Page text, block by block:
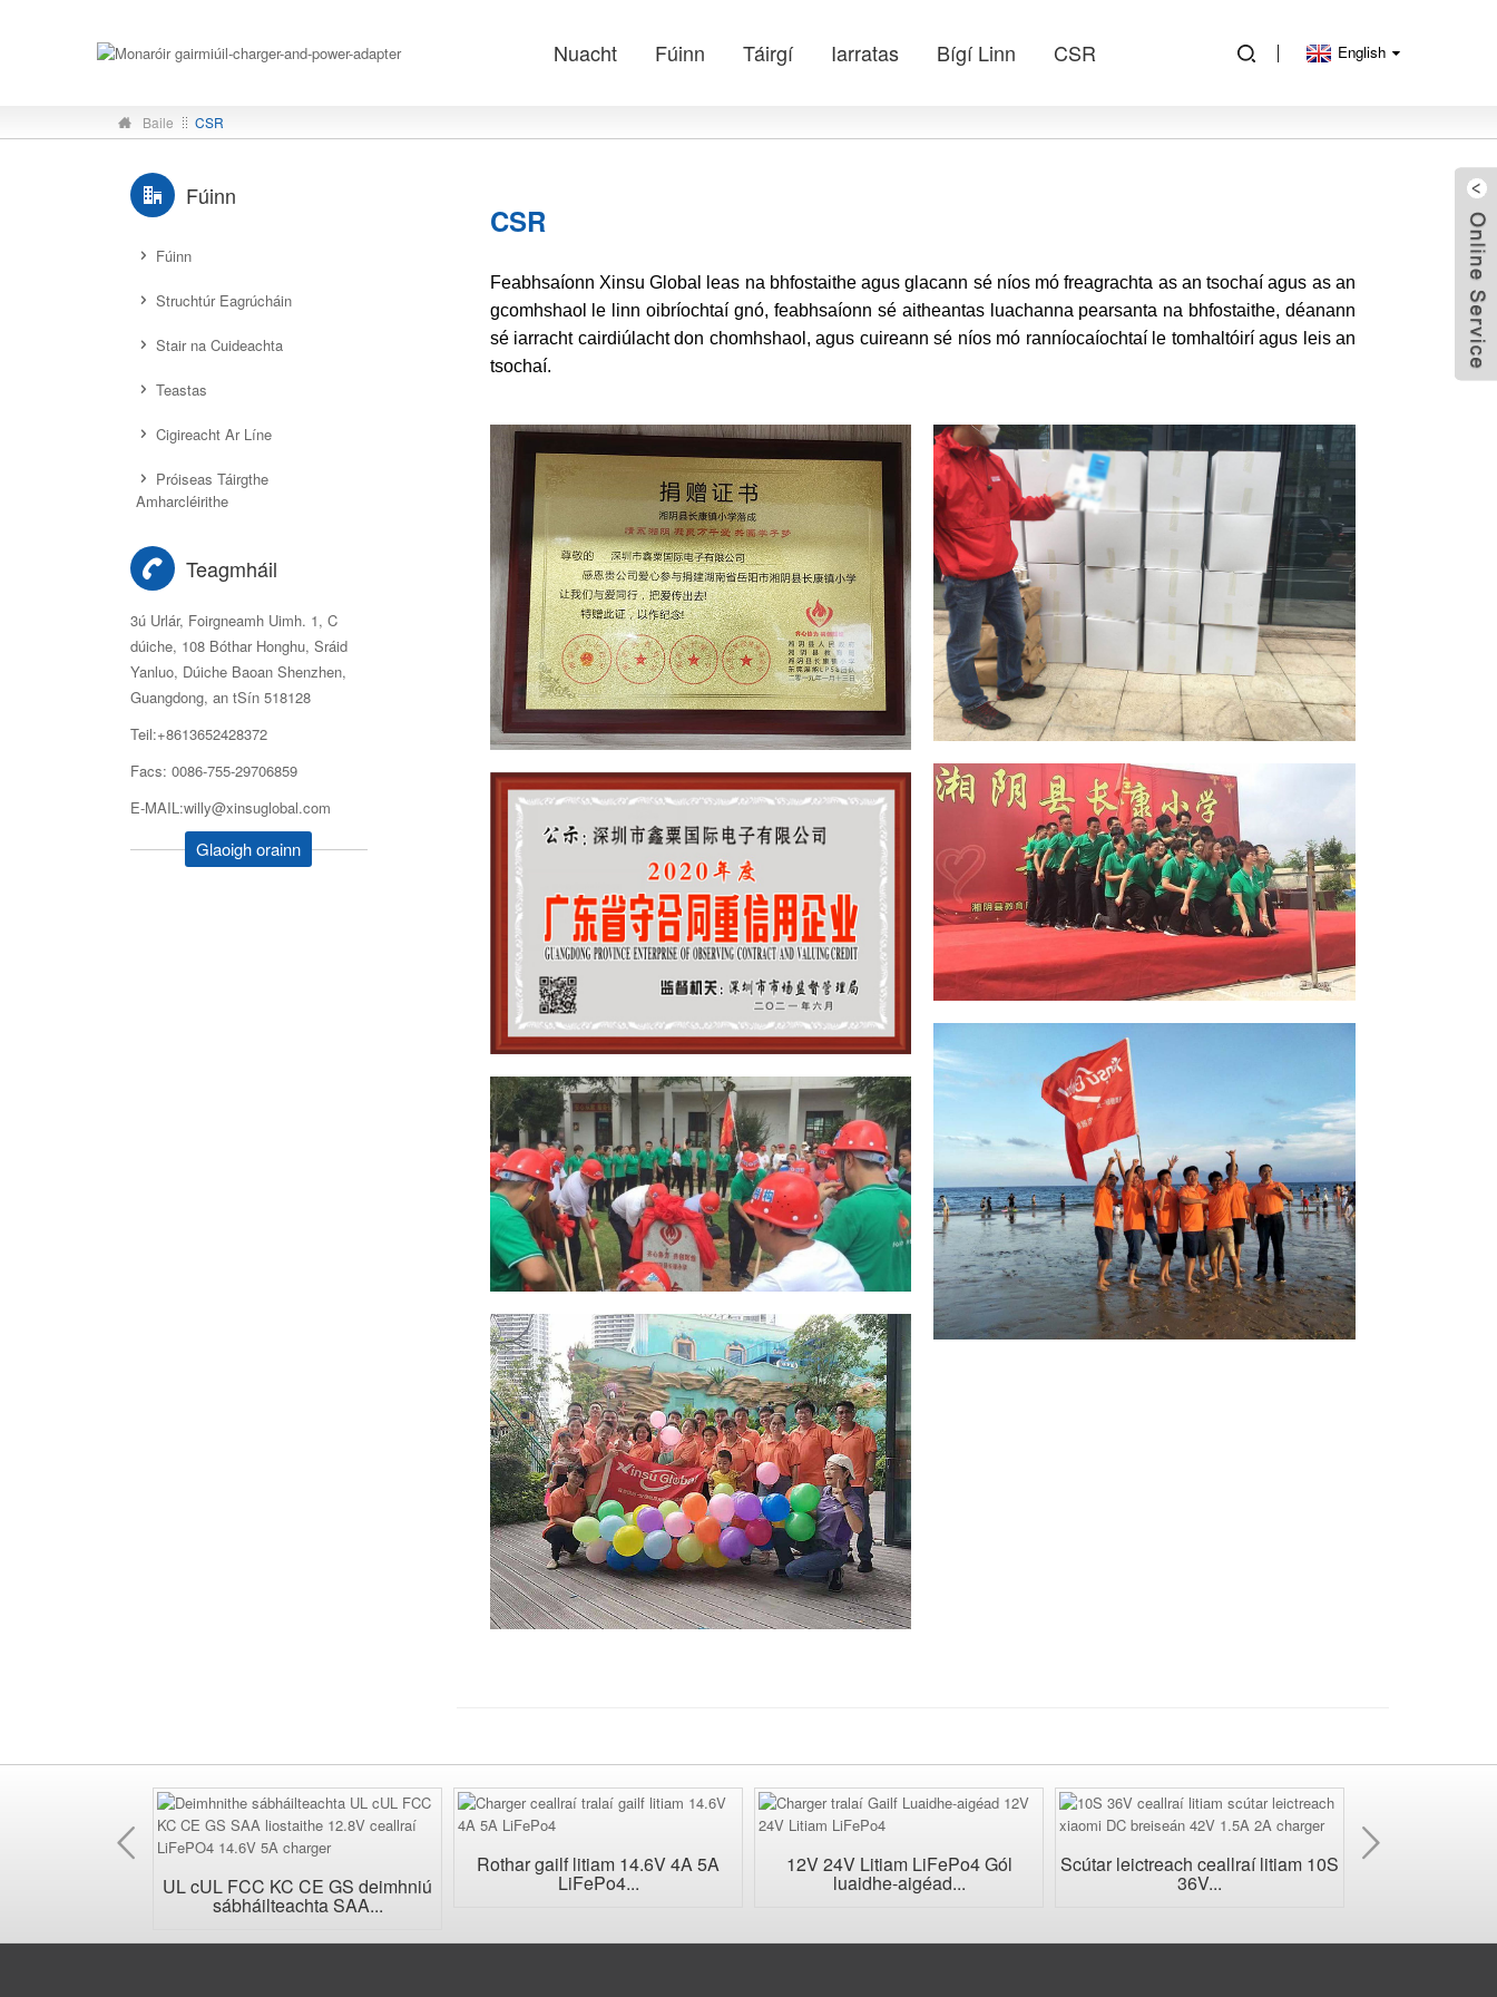
Nuacht Fúinn Táirgí Iarratas Bígí Linn CSR English
Baile CSR
Fúinn
Fúinn
Struchtúr Eagrúcháin
Stair na Cuideachta
Teastas
Cigireacht Ar Líne
Próiseas Táirgthe
Amharcléirithe
Teagmháil
3ú Urlár, Foirgneamh Uimh. 1, C
dúiche, 108 Bóthar Honghu, Sráid
Yanluo, Dúiche Baoan Shenzhen,
Guangdong, an tSín 518128
Teil:+8613652428372
Facs: 0086-755-29706859
E-MAIL:willy@xinsuglobal.com
Glaoigh orainn
CSR
Feabhsaíonn Xinsu Global leas na bhfostaithe agus glacann sé níos mó freagrachta as an tsochaí agus as an
gcomhshaol le linn oibríochtaí gnó, feabhsaíonn sé aitheantas luachanna pearsanta na bhfostaithe, déanann
sé iarracht cairdiúlacht don chomhshaol, agus cuireann sé níos mó ranníocaíochtaí le tomhaltóirí agus leis an
tsochaí.
Roimhe
Seo
UL cUL FCC KC CE GS deimhniú
sábháilteachta SAA...
Rothar gailf litiam 14.6V 4A 5A
LiFePo4...
12V 24V Litiam LiFePo4 Gól
luaidhe-aigéad...
Scútar leictreach ceallraí litiam 10S
36V...